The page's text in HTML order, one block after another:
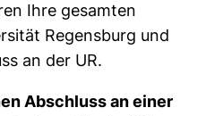
Ihre gesamten
Regensburg und
an der UR.
Abschluss an einer